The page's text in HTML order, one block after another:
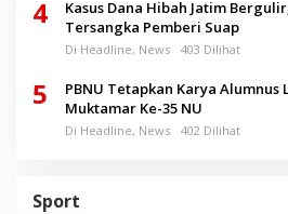
4
Kasus Dana Hibah Jatim
Tersangka Pemberi Suap
Di Headline, News 403 Dilihat
5
PBNU Tetapkan Karya
Muktamar Ke-35 NU
Di Headline, News 402 Dilihat
Sport